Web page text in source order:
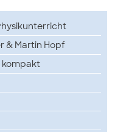
& Martin Hopf
kompakt